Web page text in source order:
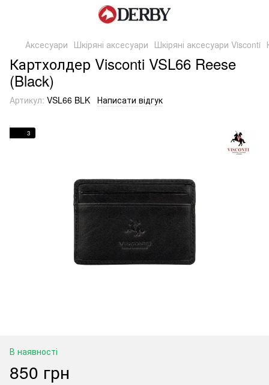
Аксесуари Шкіряні аксесуари Шкіряні аксесуари Visconti
Картхолдер Visconti VSL66 Reese
(Black)
Артикул: VSL66 BLK Написати відгук
3
В наявності
850 грн